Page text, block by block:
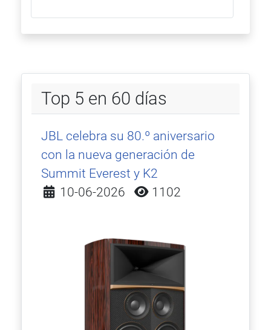
Top 5 en 60 días
JBL celebra su 80.º aniversario
con la nueva generación de
Summit Everest y K2
Detalles
10-06-2026 1102